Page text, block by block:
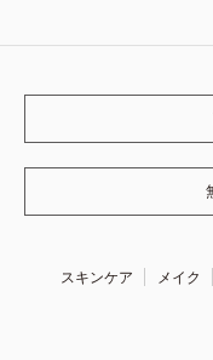
スキンケア メイク